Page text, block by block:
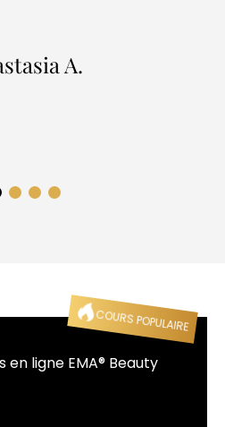
A.
COURS POPULAIRE
en ligne EMA® Beauty